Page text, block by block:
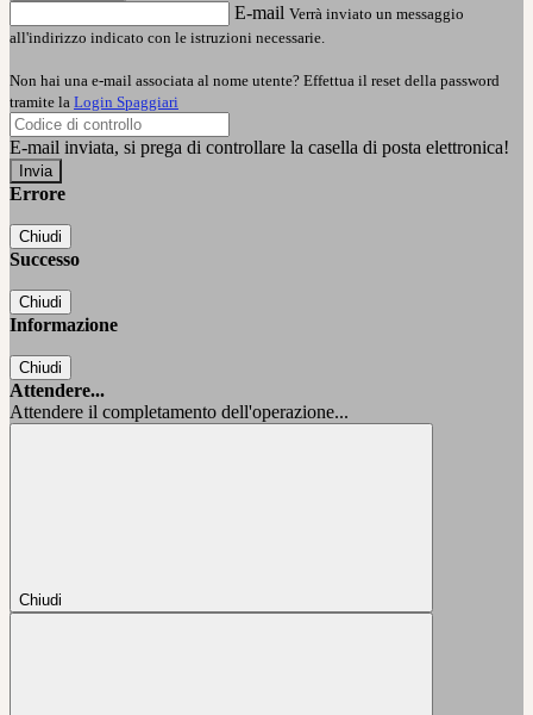
E-mail Verrà inviato un messaggio
all'indirizzo indicato con le istruzioni necessarie.
Non hai una e-mail associata al nome utente? Effettua il reset della password
tramite la Login Spaggiari
E-mail inviata, si prega di controllare la casella di posta elettronica!
Errore
Chiudi
Successo
Chiudi
Informazione
Chiudi
Attendere...
Attendere il completamento dell'operazione...
Chiudi